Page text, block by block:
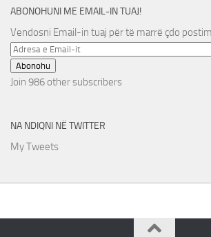
ABONOHUNI ME EMAIL-IN TUAJ!
Vendosni Email-in tuaj për të marrë çdo
Adresa
e
Email-
Abonohu
Join 986 other subscribers
NA NDIQNI NË TWITTER
My Tweets